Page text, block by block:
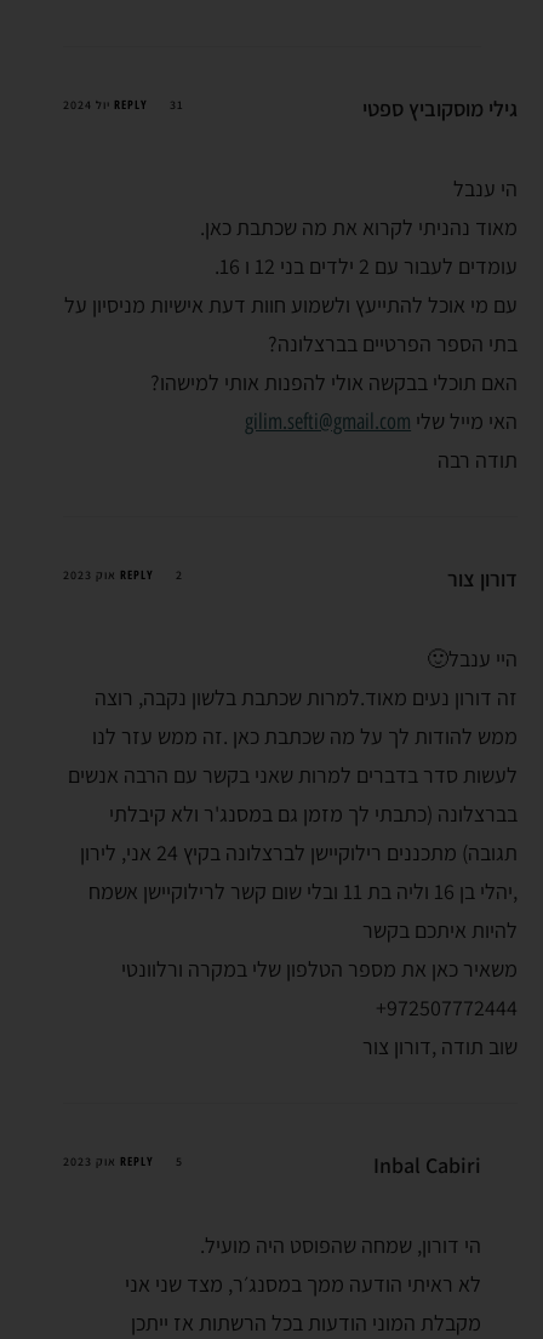
גילי מוסקוביץ ספטי REPLY 31 יול 2024
הי ענבל
מאוד נהניתי לקרוא את מה שכתבת כאן.
עומדים לעבור עם 2 ילדים בני 12 ו 16.
עם מי אוכל להתייעץ ולשמוע חוות דעת אישיות מניסיון על
בתי הספר הפרטיים בברצלונה?
האם תוכלי בבקשה אולי להפנות אותי למישהו?
האי מייל שלי gilim.sefti@gmail.com
תודה רבה
דורון צור REPLY 2 אוק 2023
היי ענבל🙂
זה דורון נעים מאוד.למרות שכתבת בלשון נקבה, רוצה
ממש להודות לך על מה שכתבת כאן .זה ממש עזר לנו
לעשות סדר בדברים למרות שאני בקשר עם הרבה אנשים
בברצלונה (כתבתי לך מזמן גם במסנג'ר ולא קיבלתי
תגובה) מתכננים רילוקיישן לברצלונה בקיץ 24 אני, לירון
,יהלי בן 16 וליה בת 11 ובלי שום קשר לרילוקיישן אשמח
להיות איתכם בקשר
משאיר כאן את מספר הטלפון שלי במקרה ורלוונטי
972507772444+
שוב תודה ,דורון צור
Inbal Cabiri
REPLY 5 אוק 2023
הי דורון, שמחה שהפוסט היה מועיל.
לא ראיתי הודעה ממך במסנג׳ר, מצד שני אני
מקבלת המוני הודעות בכל הרשתות אז ייתכן